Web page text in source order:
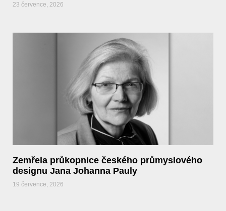
23 července, 2026
Zemřela průkopnice českého průmyslového
designu Jana Johanna Pauly
19 července, 2026